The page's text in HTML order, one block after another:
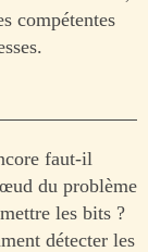
compétentes
faut-il
du problème
les bits ?
détecter les